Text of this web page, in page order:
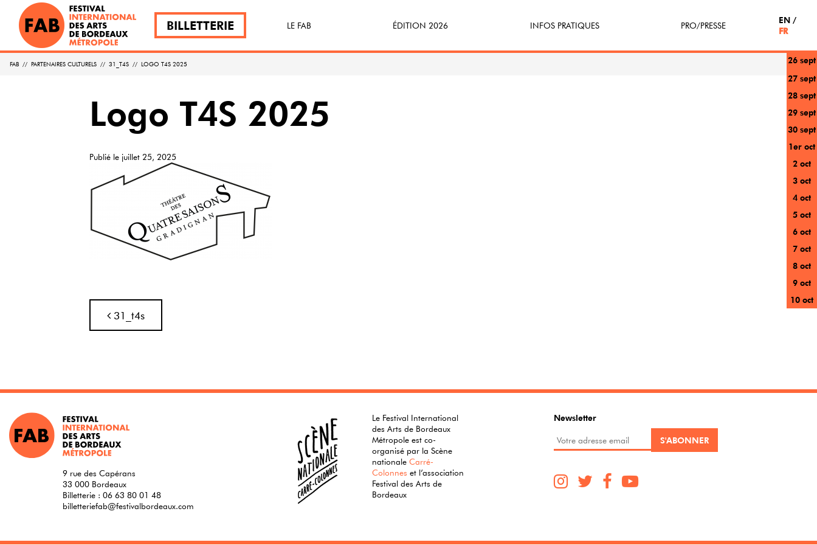
BILLETTERIE LE FAB
FABécoresponsable
ÉDITION 2026 INFOS PRATIQUES PRO/PRESSE
EN
FR
FAB // PARTENAIRES CULTURELS // 31_T4S // LOGO T4S 2025
26 sept
27 sept
28 sept
29 sept
30 sept
1er oct
2 oct
3 oct
4 oct
5 oct
6 oct
7 oct
8 oct
9 oct
10 oct
Logo T4S 2025
Publié le juillet 25, 2025
Navigation
31_t4s
9 rue des Capérans
33 000 Bordeaux
Billetterie : 06 63 80 01 48
billetteriefab@festivalbordeaux.com
Le Festival International
des Arts de Bordeaux
Métropole est co-
organisé par la Scène
nationaleCarré-
Colonnes et l’association
Festival des Arts de
Bordeaux
Newsletter